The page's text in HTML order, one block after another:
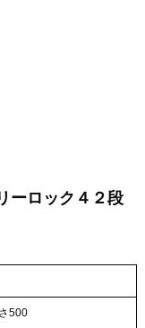
ーロック４２段
500